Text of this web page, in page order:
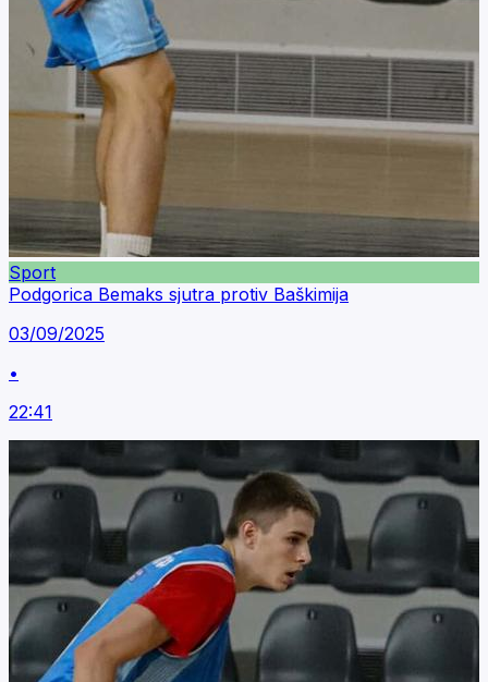
Sport
Podgorica Bemaks sjutra protiv Baškimija
03/09/2025
•
22:41